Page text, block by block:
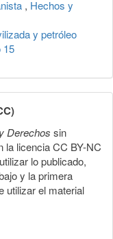
, Hechos y
y petróleo
15
Derechos sin
la licencia CC BY-NC
lo publicado,
y la primera
utilizar el material